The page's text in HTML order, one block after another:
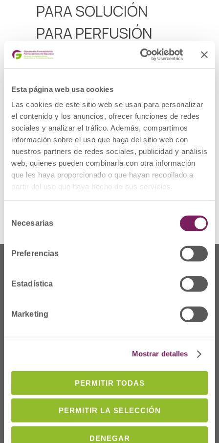
Esta página web usa cookies
Las cookies de este sitio web se usan para personalizar
el contenido y los anuncios, ofrecer funciones de redes
sociales y analizar el tráfico. Además, compartimos
información sobre el uso que haga del sitio web con
nuestros partners de redes sociales, publicidad y análisis
web, quienes pueden combinarla con otra información
que les haya proporcionado o que hayan recopilado a
partir del uso que haya hecho de sus servicios.
Necesarias
Preferencias
Estadística
Marketing
Mostrar detalles
PERMITIR TODAS
PERMITIR LA SELECCIÓN
DENEGAR
PARA SOLUCIÓN
PARA PERFUSIÓN
PRODUCTO: Medicamento de uso
CONCENTRADO PARA SOLUCIÓN PARA
CÓDIGO NACIONAL: 766570
LOTE: G2500768
FECHA DE CADUCIDAD: 31/01/2027
DESCRIPCIÓN DEL DEFECTO: Posibles
deficiencias relacionadas con la fabricación
del medicamento.
MEDIDAS CAUTELARES ADOPTADAS:
Retirada del mercado de todas las unidades
distribuidas del lote afectado y devolución al
laboratorio por los cauces habituales.
Ver alerta
Dónde Estamos
C/Prim 2, 1º
20006 Donostia/San
Sebastián